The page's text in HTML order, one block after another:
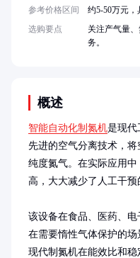
概述
智能自动化制氮机是现代
先进的空气分离技术，
纯度氮气。在实际应用
高，大大减少了人工干预
该设备在食品、医药、
在需要惰性气体保护的场
现代制氮机在能效比和
参考价格区间
约5-50万元
选购要点
关注产气量
务。